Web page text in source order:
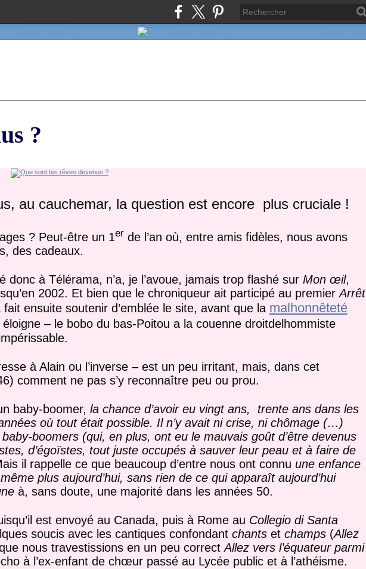
?
au cauchemar, la question est encore plus cruciale !
? Peut-être un 1er de l’an où, entre amis fidèles, nous avons
des cadeaux.
à Télérama, n’a, je l’avoue, jamais trop flashé sur Mon œil,
2002. Et bien que le chroniqueur ait participé au premierArrêt
ensuite soutenir d’emblée le site, avant que la malhonnêteté
– le bobo du bas-Poitou a la couenne droitdelhommiste
à Alain ou l’inverse – est un peu irritant, mais, dans cet
comment ne pas s’y reconnaître peu ou prou.
baby-boomer, la chance d’avoir eu vingt ans, trente ans dans les
où tout était possible. Il n’y avait ni crise, ni chômage (…)
boomers (qui, en plus, ont eu le mauvais goût d’être devenus
d’égoïstes, tout juste occupés à sauver leur peau et à faire de
il rappelle ce que beaucoup d’entre nous ont connu une enfance
plus aujourd’hui, sans rien de ce qui apparaît aujourd’hui
à, sans doute, une majorité dans les années 50.
est envoyé au Canada, puis à Rome au Collegio di Santa
soucis avec les cantiques confondant chantset champs(Allez
nous travestissions en un peu correctAllez vers l’équateur parmi
à l’ex-enfant de chœur passé au Lycée public et à l’athéisme.